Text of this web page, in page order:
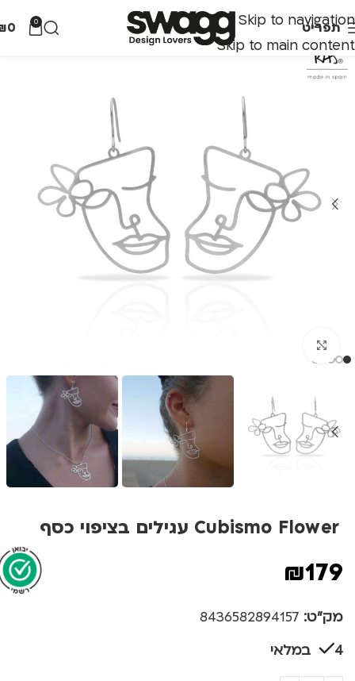
Skip to navigation
Skip to main content
תפריט 0
0
Cubismo Flower עגילים בציפוי כסף
₪179
מק"ט: 8436582894157
4 במלאי